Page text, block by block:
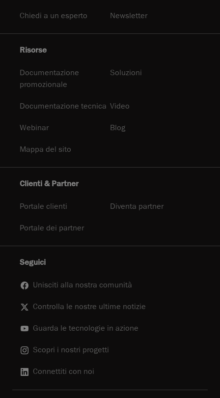
Chiedi a un esperto Newsletter
Risorse
Documentazione
promozionale
Soluzioni
Documentazione tecnica Video
Webinar Blog
Mappa del sito
Clienti & Partner
Portale clienti Diventa partner
Portale dei partner
Seguici
Unisciti alla nostra comunità
Controlla le nostre ultime notizie
Guarda le tecnologie in azione
Scopri i nostri progetti
Connettiti con noi